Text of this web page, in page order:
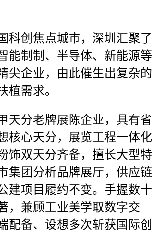
创焦点城市，深圳汇聚了
能制制、半导体、新能源等
尖企业，由此催生出复杂的
植需求。
分老牌展陈企业，具有省
核心天分，展览工程一体化
饰双天分齐备，擅长大型特
集团分析品牌展厅，供应链
建项目履约不变。手握数十
，兼顾工业美学取数字交
配备、设想多次斩获国际创